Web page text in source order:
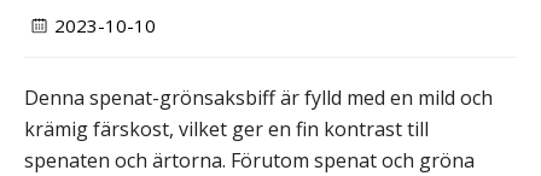
2023-10-10
Denna spenat-grönsaksbiff är fylld med en mild och
krämig färskost, vilket ger en fin kontrast till
spenaten och ärtorna. Förutom spenat och gröna